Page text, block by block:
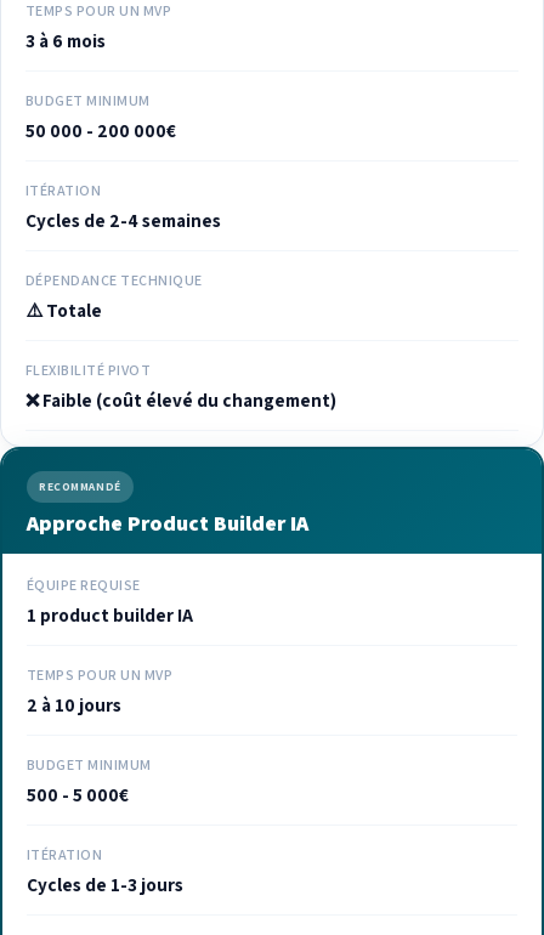
TEMPS POUR UN MVP
3 à 6 mois
BUDGET MINIMUM
50 000 - 200 000€
ITÉRATION
Cycles de 2-4 semaines
DÉPENDANCE TECHNIQUE
⚠️ Totale
FLEXIBILITÉ PIVOT
❌ Faible (coût élevé du changement)
RECOMMANDÉ
Approche Product Builder IA
ÉQUIPE REQUISE
1 product builder IA
TEMPS POUR UN MVP
2 à 10 jours
BUDGET MINIMUM
500 - 5 000€
ITÉRATION
Cycles de 1-3 jours